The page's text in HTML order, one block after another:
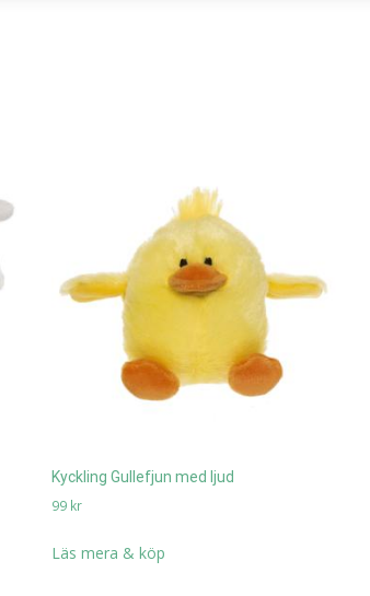
Kyckling Gullefjun med ljud
99 kr
Läs mera & köp